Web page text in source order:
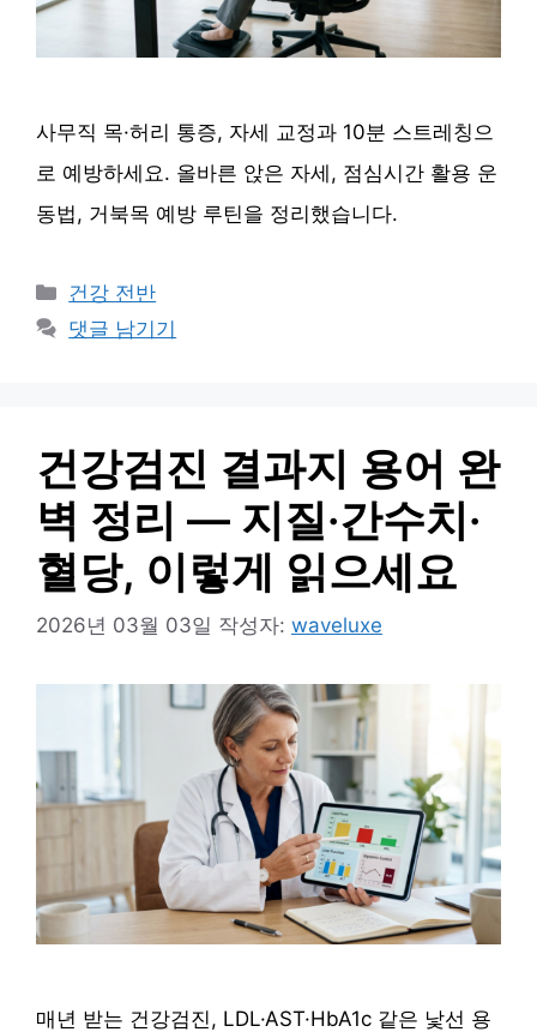
사무직 목·허리 통증, 자세 교정과 10분 스트레칭으
로 예방하세요. 올바른 앉은 자세, 점심시간 활용 운
동법, 거북목 예방 루틴을 정리했습니다.
카
테
고
건강 전반
댓글 남기기
건강검진 결과지 용어 완
벽 정리 — 지질·간수치·
혈당, 이렇게 읽으세요
2026년 03월 03일 작성자: waveluxe
매년 받는 건강검진, LDL·AST·HbA1c 같은 낯선 용